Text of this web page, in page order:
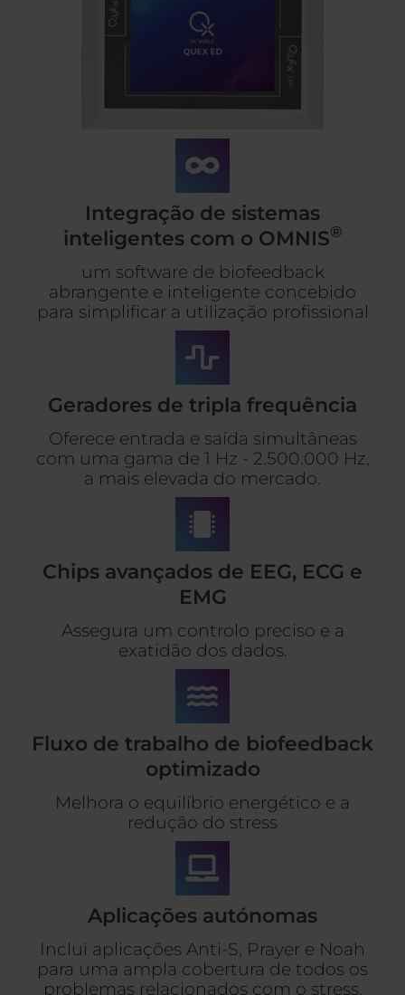
Integração de sistemas
inteligentes com o OMNIS®
um software de biofeedback
abrangente e inteligente concebido
para simplificar a utilização profissional
Geradores de tripla frequência
Oferece entrada e saída simultâneas
com uma gama de 1 Hz - 2.500.000 Hz,
a mais elevada do mercado.
Chips avançados de EEG, ECG e
EMG
Assegura um controlo preciso e a
exatidão dos dados.
Fluxo de trabalho de biofeedback
optimizado
Melhora o equilíbrio energético e a
redução do stress
Aplicações autónomas
Inclui aplicações Anti-S, Prayer e Noah
para uma ampla cobertura de todos os
problemas relacionados com o stress.